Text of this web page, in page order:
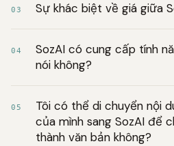
03 Sự khác biệt về giá giữa
04
SozAI có cung cấp tính
nói không?
05
Tôi có thể di chuyển nội
của mình sang SozAI để
thành văn bản không?